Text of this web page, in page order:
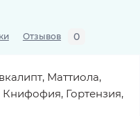
Отзывов 0
Маттиола,
Гортензия,